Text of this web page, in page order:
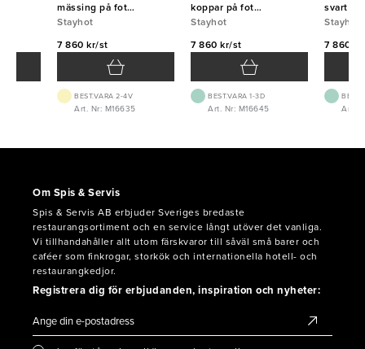
mässing på fot
bordsmodell 63,5cm
Stayhot
7 860 kr/st
BEST.VARA 2-4V
Art. Nr: M16635
koppar på fot
bordsmodell 63,5cm
Stayhot
7 860 kr/st
BEST.VARA 1-3D
Art. Nr: M16645
svart
63,5cm
Stayhot
7 860
Art.
Om Spis & Servis
Spis & Servis AB erbjuder Sveriges bredaste
restaurangsortiment och en service långt utöver det vanliga.
Vi tillhandahåller allt utom färskvaror till såväl små barer och
caféer som finkrogar, storkök och internationella hotell- och
restaurangkedjor.
Registrera dig för erbjudanden, inspiration och nyheter: